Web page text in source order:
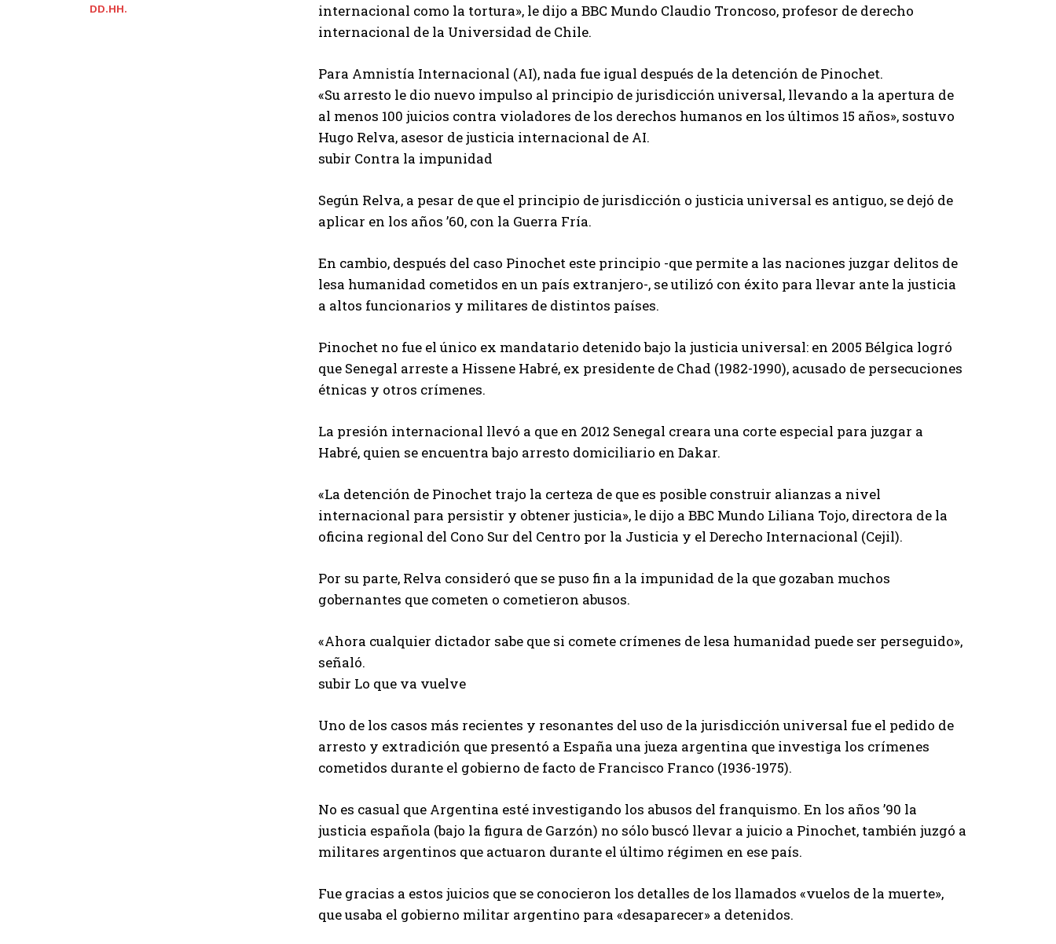
DD.HH.
internacional como la tortura», le dijo a BBC Mundo Claudio Troncoso, profesor de derecho
internacional de la Universidad de Chile.
Para Amnistía Internacional (AI), nada fue igual después de la detención de Pinochet.
«Su arresto le dio nuevo impulso al principio de jurisdicción universal, llevando a la apertura de
al menos 100 juicios contra violadores de los derechos humanos en los últimos 15 años», sostuvo
Hugo Relva, asesor de justicia internacional de AI.
subir Contra la impunidad
Según Relva, a pesar de que el principio de jurisdicción o justicia universal es antiguo, se dejó de
aplicar en los años ’60, con la Guerra Fría.
En cambio, después del caso Pinochet este principio -que permite a las naciones juzgar delitos de
lesa humanidad cometidos en un país extranjero-, se utilizó con éxito para llevar ante la justicia
a altos funcionarios y militares de distintos países.
Pinochet no fue el único ex mandatario detenido bajo la justicia universal: en 2005 Bélgica logró
que Senegal arreste a Hissene Habré, ex presidente de Chad (1982-1990), acusado de persecuciones
étnicas y otros crímenes.
La presión internacional llevó a que en 2012 Senegal creara una corte especial para juzgar a
Habré, quien se encuentra bajo arresto domiciliario en Dakar.
«La detención de Pinochet trajo la certeza de que es posible construir alianzas a nivel
internacional para persistir y obtener justicia», le dijo a BBC Mundo Liliana Tojo, directora de la
oficina regional del Cono Sur del Centro por la Justicia y el Derecho Internacional (Cejil).
Por su parte, Relva consideró que se puso fin a la impunidad de la que gozaban muchos
gobernantes que cometen o cometieron abusos.
«Ahora cualquier dictador sabe que si comete crímenes de lesa humanidad puede ser perseguido»,
señaló.
subir Lo que va vuelve
Uno de los casos más recientes y resonantes del uso de la jurisdicción universal fue el pedido de
arresto y extradición que presentó a España una jueza argentina que investiga los crímenes
cometidos durante el gobierno de facto de Francisco Franco (1936-1975).
No es casual que Argentina esté investigando los abusos del franquismo. En los años ’90 la
justicia española (bajo la figura de Garzón) no sólo buscó llevar a juicio a Pinochet, también juzgó a
militares argentinos que actuaron durante el último régimen en ese país.
Fue gracias a estos juicios que se conocieron los detalles de los llamados «vuelos de la muerte»,
que usaba el gobierno militar argentino para «desaparecer» a detenidos.